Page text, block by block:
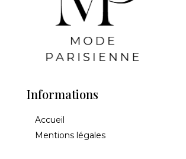
Informations
Accueil
Mentions légales